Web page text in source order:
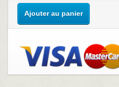
Ajouter au panier